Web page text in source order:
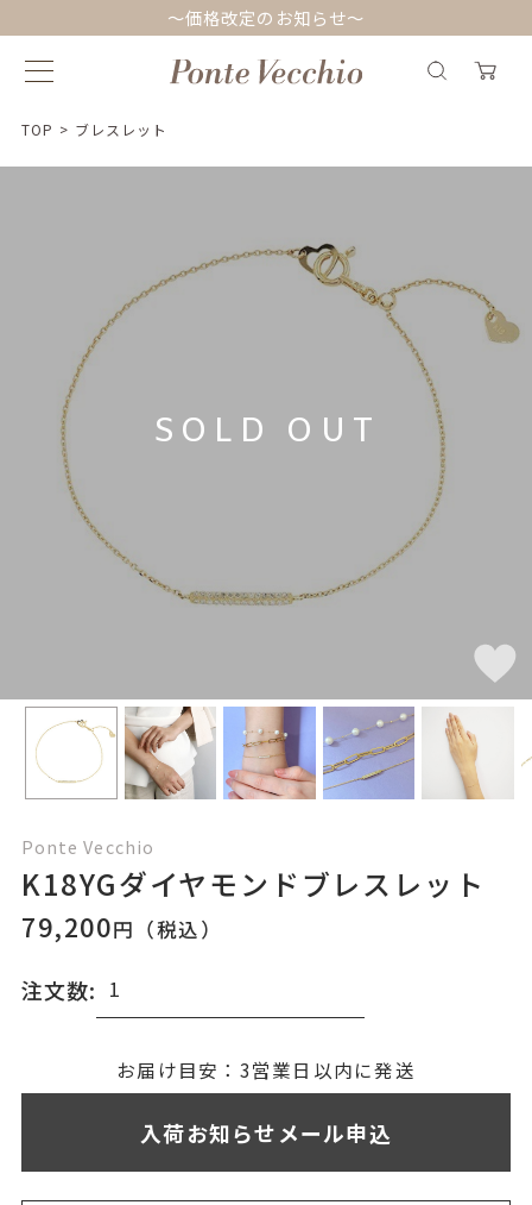
～価格改定のお知らせ～
TOP > ブレスレット
SOLD OUT
Ponte Vecchio
K18YGダイヤモンドブレスレット
79,200円（税込）
注文数:
(刻印について)※必ず選択ください
お届け目安：3営業日以内に発送
入荷お知らせメール申込